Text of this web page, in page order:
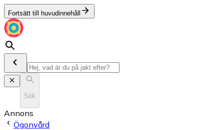
Fortsätt till huvudinnehåll
Sök
Annons
Ögonvård